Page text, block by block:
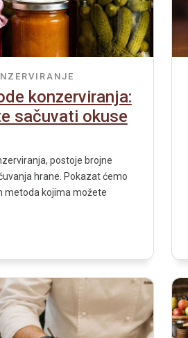
konzerviranja:
sačuvati okuse
postoje brojne
hrane. Pokazat ćemo
metoda kojima možete